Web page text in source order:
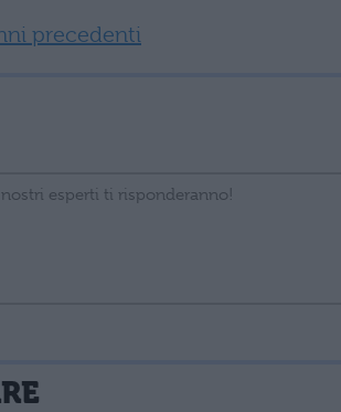
precedenti
cookie salvi i tuoi dati (nome, email) per il prossimo commento.